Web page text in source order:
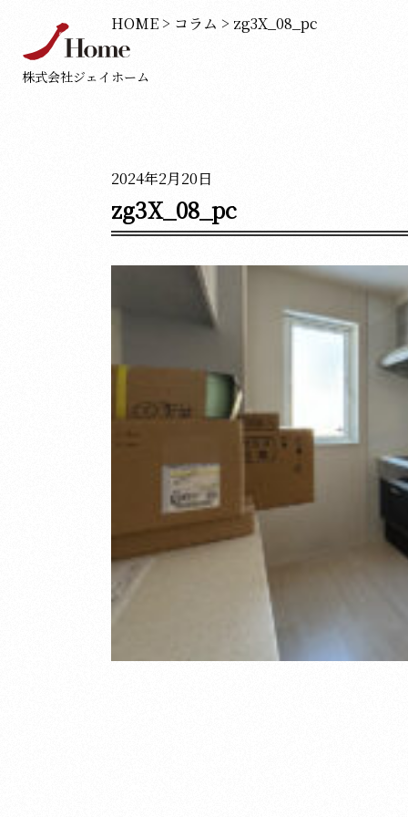
株式会社ジェイホーム
HOME > コラム > zg3X_08_pc
2024年2月20日
zg3X_08_pc